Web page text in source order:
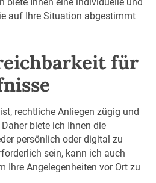
auf Ihre Situation abgestimmt
für
rechtliche Anliegen zügig und
biete ich Ihnen die
persönlich oder digital zu
sein, kann ich auch
Ihre Angelegenheiten vor Ort zu